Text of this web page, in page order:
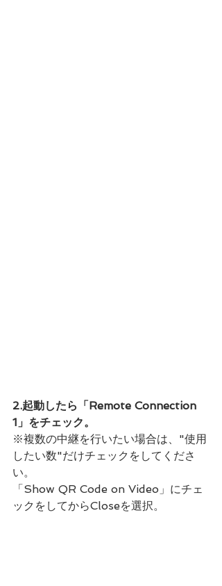
2.起動したら「Remote Connection
1」をチェック。
※複数の中継を行いたい場合は、"使用
したい数"だけチェックをしてくださ
い。
「Show QR Code on Video」にチェ
ックをしてからCloseを選択。